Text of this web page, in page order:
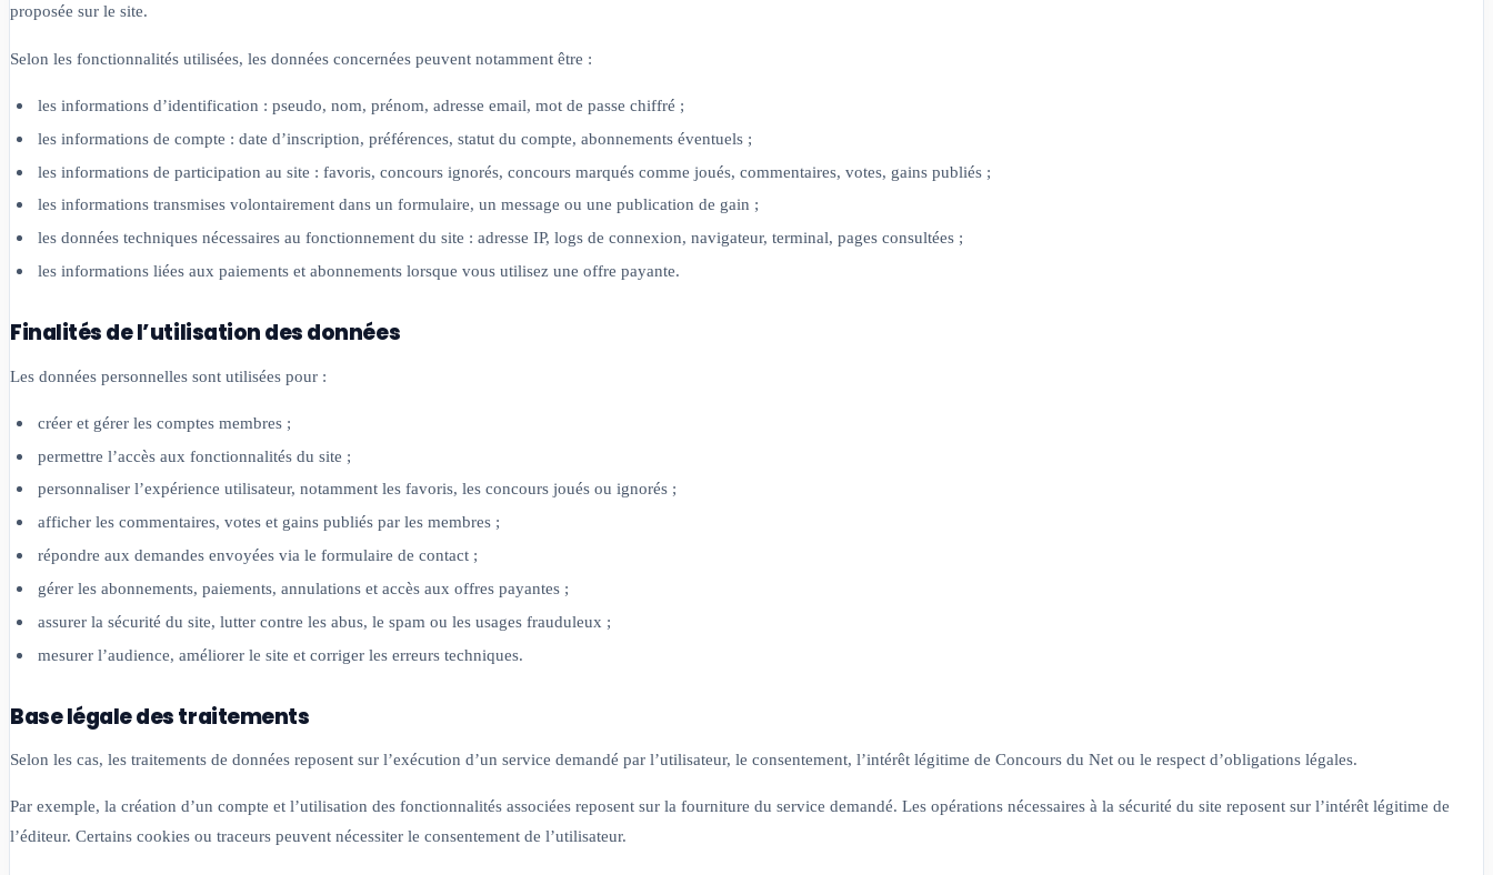
proposée sur le site.
Selon les fonctionnalités utilisées, les données concernées peuvent notamment être :
les informations d’identification : pseudo, nom, prénom, adresse email, mot de passe chiffré ;
les informations de compte : date d’inscription, préférences, statut du compte, abonnements éventuels ;
les informations de participation au site : favoris, concours ignorés, concours marqués comme joués, commentaires, votes, gains publiés ;
les informations transmises volontairement dans un formulaire, un message ou une publication de gain ;
les données techniques nécessaires au fonctionnement du site : adresse IP, logs de connexion, navigateur, terminal, pages consultées ;
les informations liées aux paiements et abonnements lorsque vous utilisez une offre payante.
Finalités de l’utilisation des données
Les données personnelles sont utilisées pour :
créer et gérer les comptes membres ;
permettre l’accès aux fonctionnalités du site ;
personnaliser l’expérience utilisateur, notamment les favoris, les concours joués ou ignorés ;
afficher les commentaires, votes et gains publiés par les membres ;
répondre aux demandes envoyées via le formulaire de contact ;
gérer les abonnements, paiements, annulations et accès aux offres payantes ;
assurer la sécurité du site, lutter contre les abus, le spam ou les usages frauduleux ;
mesurer l’audience, améliorer le site et corriger les erreurs techniques.
Base légale des traitements
Selon les cas, les traitements de données reposent sur l’exécution d’un service demandé par l’utilisateur, le consentement, l’intérêt légitime de Concours du Net ou le respect d’obligations légales.
Par exemple, la création d’un compte et l’utilisation des fonctionnalités associées reposent sur la fourniture du service demandé. Les opérations nécessaires à la sécurité du site reposent sur l’intérêt légitime de
l’éditeur. Certains cookies ou traceurs peuvent nécessiter le consentement de l’utilisateur.